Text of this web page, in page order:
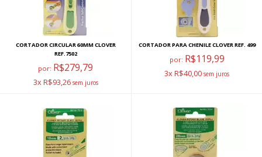
CORTADOR CIRCULAR 60MM CLOVER
REF.7502
por: R$279,79
3x R$93,26
CORTADOR PARA CHENILE CLOVER REF. 499
por: R$119,99
3x R$40,00